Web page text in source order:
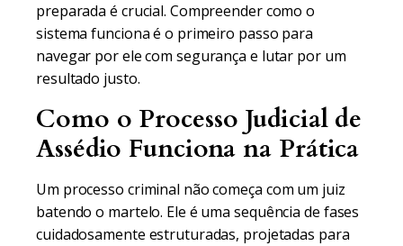
preparada é crucial. Compreender como o
sistema funciona é o primeiro passo para
navegar por ele com segurança e lutar por um
resultado justo.
Como o Processo Judicial de
Assédio Funciona na Prática
Um processo criminal não começa com um juiz
batendo o martelo. Ele é uma sequência de fases
cuidadosamente estruturadas, projetadas para